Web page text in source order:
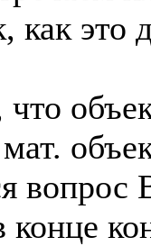
как
вопрос
конце